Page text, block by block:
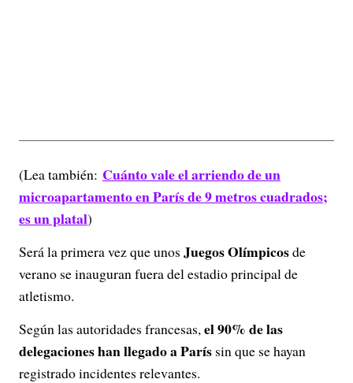
(Lea también: Cuánto vale el arriendo de un
microapartamento en París de 9 metros cuadrados;
es un platal)
Será la primera vez que unos Juegos Olímpicosde
verano se inauguran fuera del estadio principal de
atletismo.
Según las autoridades francesas,el 90% de las
delegaciones han llegado a París sin que se hayan
registrado incidentes relevantes.